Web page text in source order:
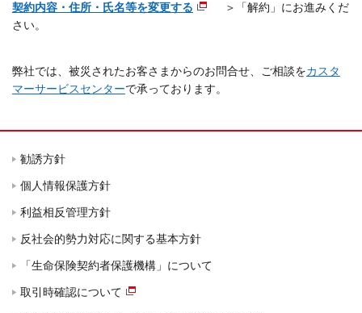
契約内容・住所・氏名等を変更する
＞「解約」にお進みくだ
さい。
弊社では、被災されたお客さまからのお問合せ、ご相談をカスタ
マーサービスセンターで承っております。
勧誘方針
個人情報保護方針
利益相反管理方針
反社会的勢力対応に関する基本方針
「生命保険契約者保護機構」について
取引時確認について